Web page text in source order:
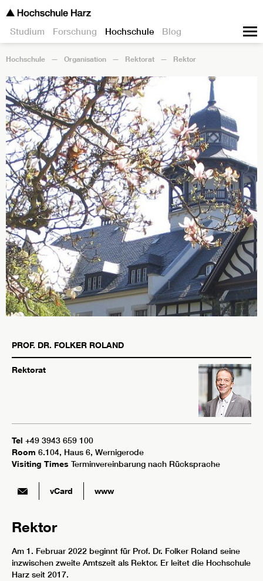
Studium Forschung Hochschule Blog
Hochschule Organisation Rektorat Rektor
PROF. DR. FOLKER ROLAND
Rektorat
Tel +49 3943 659 100
Room 6.104, Haus 6, Wernigerode
Visiting Times Terminvereinbarung nach Rücksprache
vCard www
Rektor
Am 1. Februar 2022 beginnt für Prof. Dr. Folker Roland seine
inzwischen zweite Amtszeit als Rektor. Er leitet die Hochschule
Harz seit 2017.